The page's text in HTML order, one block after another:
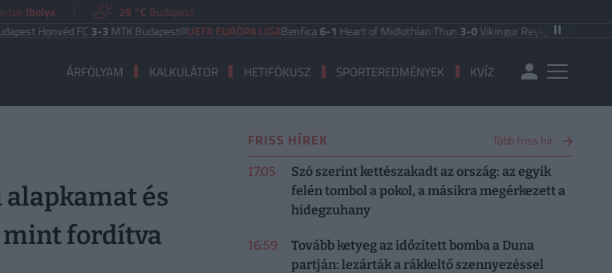
Ibolya 29 °C Budapest
FC3-3MTK Budapest UEFA EURÓPA LIGABenfica6-1Heart of Midlothian|Thun3-0Vikingur Reykjavik|PAOK Saloniki
ÁRFOLYAM KALKULÁTOR HETIFÓKUSZ SPORTEREDMÉNYEK KVÍZ
és
mint fordítva
FRISS HÍREK Több friss hír
17:05
Szó szerint kettészakadt az ország: az egyik
felén tombol a pokol, a másikra megérkezett a
hidegzuhany
16:59
Tovább ketyeg az időzített bomba a Duna
partján: lezárták a rákkeltő szennyezéssel